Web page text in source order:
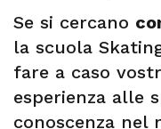
Se si cercano
la scuola
fare a caso
esperienza alle
conoscenza nel